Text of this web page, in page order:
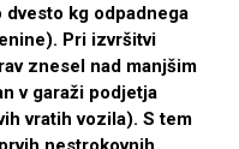
kg odpadnega
Pri izvršitvi
znesel nad manjšim
v garaži podjetja
vratih vozila). S tem